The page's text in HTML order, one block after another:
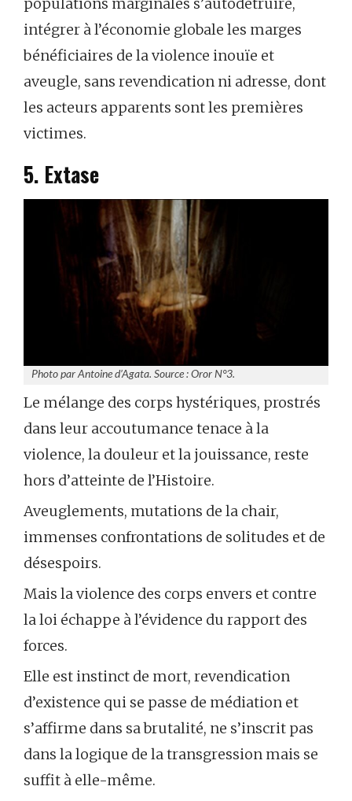
intégrer à l’économie globale les marges
bénéficiaires de la violence inouïe et
aveugle, sans revendication ni adresse, dont
les acteurs apparents sont les premières
victimes.
5. Extase
Photo par Antoine d’Agata. Source : Oror N°3.
Le mélange des corps hystériques, prostrés
dans leur accoutumance tenace à la
violence, la douleur et la jouissance, reste
hors d’atteinte de l’Histoire.
Aveuglements, mutations de la chair,
immenses confrontations de solitudes et de
désespoirs.
Mais la violence des corps envers et contre
la loi échappe à l’évidence du rapport des
forces.
Elle est instinct de mort, revendication
d’existence qui se passe de médiation et
s’affirme dans sa brutalité, ne s’inscrit pas
dans la logique de la transgression mais se
suffit à elle-même.